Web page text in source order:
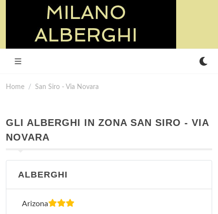
Home San Siro - Via Novara
GLI ALBERGHI IN ZONA SAN SIRO - VIA
NOVARA
ALBERGHI
Arizona